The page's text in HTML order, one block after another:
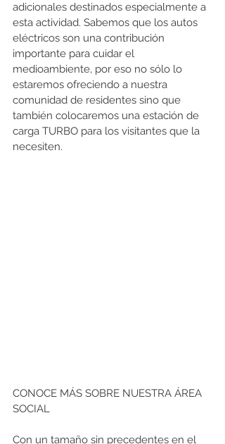
adicionales destinados especialmente a
esta actividad. Sabemos que los autos
eléctricos son una contribución
importante para cuidar el
medioambiente, por eso no sólo lo
estaremos ofreciendo a nuestra
comunidad de residentes sino que
también colocaremos una estación de
carga TURBO para los visitantes que la
necesiten.
CONOCE MÁS SOBRE NUESTRA ÁREA
SOCIAL
Con un tamaño sin precedentes en el